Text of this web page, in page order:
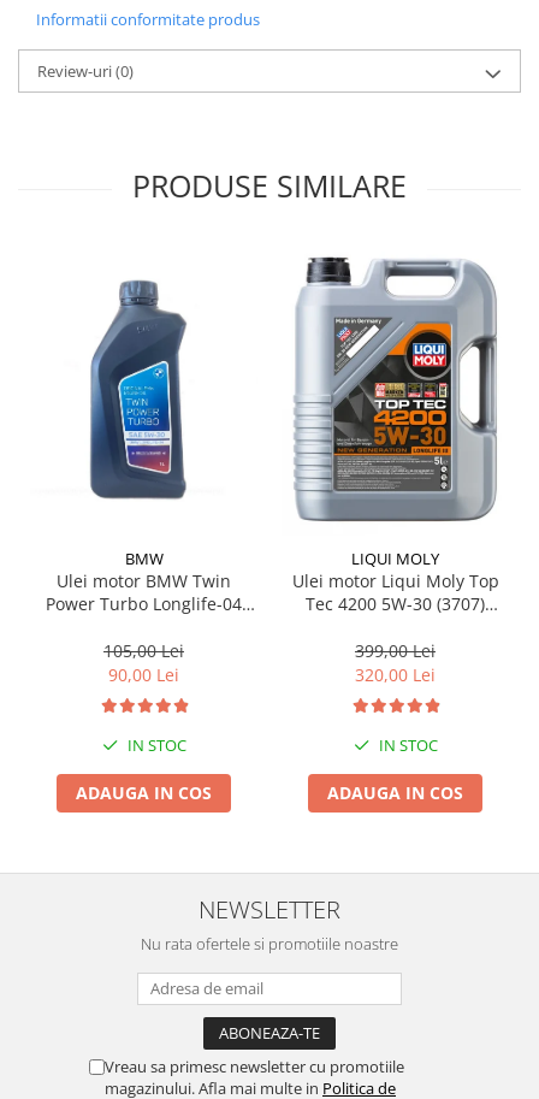
Informatii conformitate produs
Review-uri(0)
PRODUSE SIMILARE
BMW
Ulei motor BMW Twin
Power Turbo Longlife-04
105,00 Lei
90,00 Lei
IN STOC
ADAUGA IN COS
LIQUI MOLY
Ulei motor Liqui Moly Top
Tec 4200 5W-30 (3707)
399,00 Lei
320,00 Lei
IN STOC
ADAUGA IN COS
NEWSLETTER
Nu rata ofertele si promotiile noastre
Vreau sa primesc newsletter cu promotiile
magazinului. Afla mai multe in Politica de